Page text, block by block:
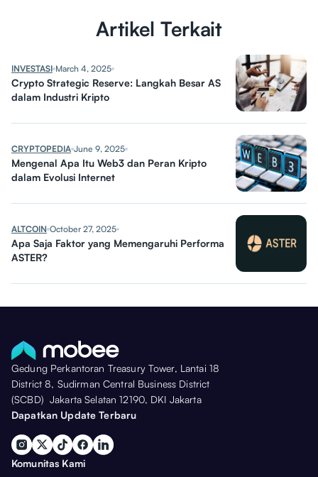
Artikel Terkait
INVESTASI March 4, 2025
Crypto Strategic Reserve: Langkah Besar AS
dalam Industri Kripto
CRYPTOPEDIA June 9, 2025
Mengenal Apa Itu Web3 dan Peran Kripto
dalam Evolusi Internet
ALTCOIN October 27, 2025
Apa Saja Faktor yang Memengaruhi Performa
ASTER?
Gedung Perkantoran Treasury Tower, Lantai 18
District 8, Sudirman Central Business District
(SCBD) Jakarta Selatan 12190, DKI Jakarta
Dapatkan Update Terbaru
Komunitas Kami